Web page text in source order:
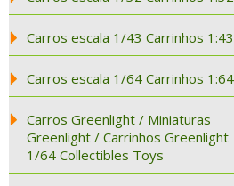
Carros escala 1/43 Carrinhos 1:43
Carros escala 1/64 Carrinhos 1:64
Carros Greenlight / Miniaturas
Greenlight / Carrinhos Greenlight
1/64 Collectibles Toys